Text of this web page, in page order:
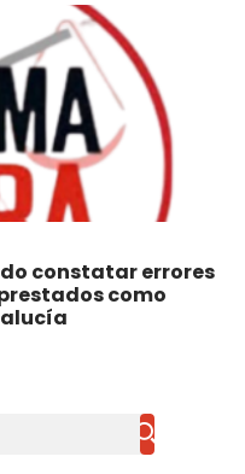
constatar errores
como